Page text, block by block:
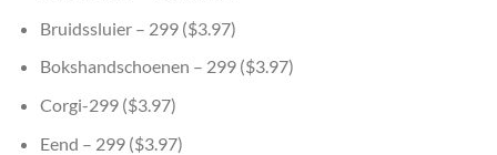
Bruidssluier – 299 ($3.97)
Bokshandschoenen – 299 ($3.97)
Corgi-299 ($3.97)
Eend – 299 ($3.97)